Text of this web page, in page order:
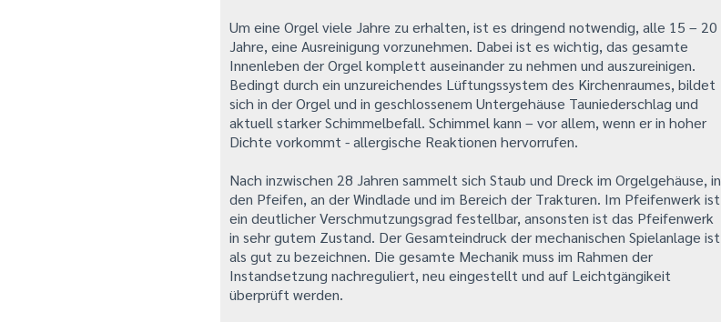
Um eine Orgel viele Jahre zu erhalten, ist es dringend notwendig, alle 15 – 20
Jahre, eine Ausreinigung vorzunehmen. Dabei ist es wichtig, das gesamte
Innenleben der Orgel komplett auseinander zu nehmen und auszureinigen.
Bedingt durch ein unzureichendes Lüftungssystem des Kirchenraumes, bildet
sich in der Orgel und in geschlossenem Untergehäuse Tauniederschlag und
aktuell starker Schimmelbefall. Schimmel kann – vor allem, wenn er in hoher
Dichte vorkommt - allergische Reaktionen hervorrufen.
Nach inzwischen 28 Jahren sammelt sich Staub und Dreck im Orgelgehäuse, in
den Pfeifen, an der Windlade und im Bereich der Trakturen. Im Pfeifenwerk ist
ein deutlicher Verschmutzungsgrad festellbar, ansonsten ist das Pfeifenwerk
in sehr gutem Zustand. Der Gesamteindruck der mechanischen Spielanlage ist
als gut zu bezeichnen. Die gesamte Mechanik muss im Rahmen der
Instandsetzung nachreguliert, neu eingestellt und auf Leichtgängikeit
überprüft werden.